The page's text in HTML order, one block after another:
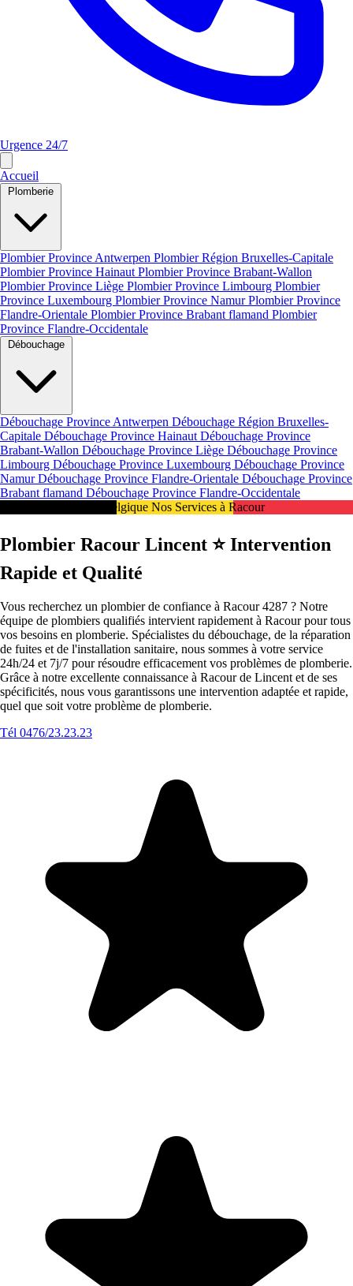
Urgence 24/7
Accueil
Plombier Province Antwerpen Plombier Région Bruxelles-Capitale
Plombier Province Hainaut Plombier Province Brabant-Wallon
Plombier Province Liège Plombier Province Limbourg Plombier
Province Luxembourg Plombier Province NamurPlombier Province
Flandre-Orientale Plombier Province Brabant flamand Plombier
Province Flandre-Occidentale
Débouchage Province Antwerpen Débouchage Région Bruxelles-
Capitale Débouchage Province Hainaut Débouchage Province
Brabant-Wallon Débouchage Province Liège Débouchage Province
Limbourg Débouchage Province Luxembourg Débouchage Province
NamurDébouchage Province Flandre-Orientale Débouchage Province
Brabant flamand Débouchage Province Flandre-Occidentale
Intervention 24/7 en Belgique Nos Services à Racour
Plombier Racour Lincent ⭐️ Intervention
Rapide et Qualité
Vous recherchez un plombier de confiance à Racour 4287 ? Notre
équipe de plombiers qualifiés intervient rapidement à Racour pour tous
vos besoins en plomberie. Spécialistes du débouchage, de la réparation
de fuites et de l'installation sanitaire, nous sommes à votre service
24h/24 et 7j/7 pour résoudre efficacement vos problèmes de plomberie.
Grâce à notre excellente connaissance à Racour de Lincent et de ses
spécificités, nous vous garantissons une intervention adaptée et rapide,
quel que soit votre problème de plomberie.
Tél 0476/23.23.23